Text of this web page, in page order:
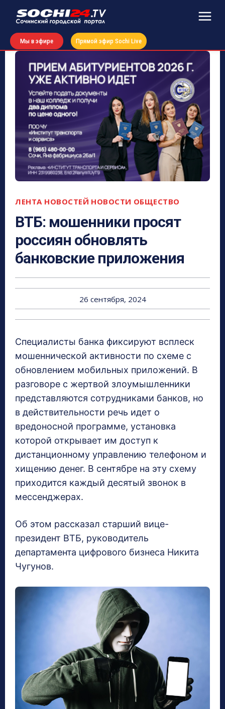
Мы в эфире Прямой эфир Sochi Live
ЛЕНТА НОВОСТЕЙ НОВОСТИ ОБЩЕСТВО
ВТБ: мошенники просят
россиян обновлять
банковские приложения
26 сентября, 2024
Специалисты банка фиксируют всплеск
мошеннической активности по схеме с
обновлением мобильных приложений. В
разговоре с жертвой злоумышленники
представляются сотрудниками банков, но
в действительности речь идет о
вредоносной программе, установка
которой открывает им доступ к
дистанционному управлению телефоном и
хищению денег. В сентябре на эту схему
приходится каждый десятый звонок в
мессенджерах.
Об этом рассказал старший вице-
президент ВТБ, руководитель
департамента цифрового бизнеса Никита
Чугунов.